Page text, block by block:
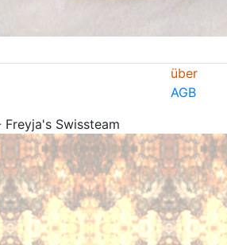
über
AGB
Swissteam